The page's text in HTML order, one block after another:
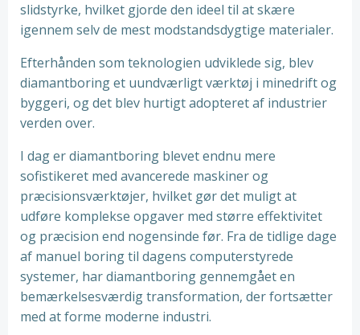
slidstyrke, hvilket gjorde den ideel til at skære
igennem selv de mest modstandsdygtige materialer.
Efterhånden som teknologien udviklede sig, blev
diamantboring et uundværligt værktøj i minedrift og
byggeri, og det blev hurtigt adopteret af industrier
verden over.
I dag er diamantboring blevet endnu mere
sofistikeret med avancerede maskiner og
præcisionsværktøjer, hvilket gør det muligt at
udføre komplekse opgaver med større effektivitet
og præcision end nogensinde før. Fra de tidlige dage
af manuel boring til dagens computerstyrede
systemer, har diamantboring gennemgået en
bemærkelsesværdig transformation, der fortsætter
med at forme moderne industri.